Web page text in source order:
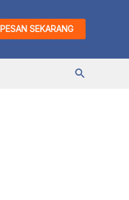
PESAN SEKARANG
Cari